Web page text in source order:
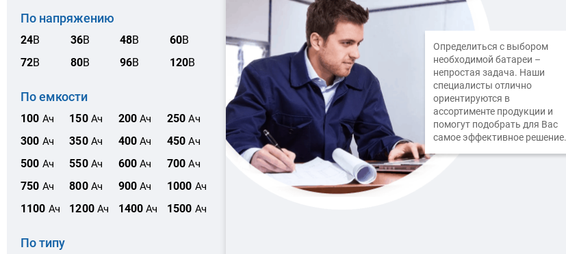
По напряжению
24В 36В 48В 60В
72В 80В 96В 120В
По емкости
100 Ач 150Ач 200Ач 250 Ач
300 Ач 350Ач 400Ач 450 Ач
500 Ач 550Ач 600Ач 700 Ач
750 Ач 800Ач 900Ач 1000 Ач
1100 Ач 1200Ач 1400 Ач 1500 Ач
По типу
Определиться с выбором
необходимой батареи –
непростая задача. Наши
специалисты отлично
ориентируются в
ассортименте продукции и
помогут подобрать для Вас
самое эффективное решение.